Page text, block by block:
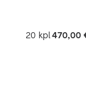
20 kpl470,00